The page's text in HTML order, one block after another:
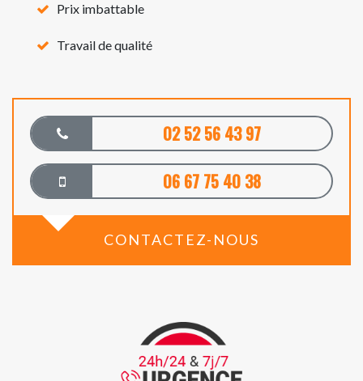
Prix imbattable
Travail de qualité
02 52 56 43 97
06 67 75 40 38
CONTACTEZ-NOUS